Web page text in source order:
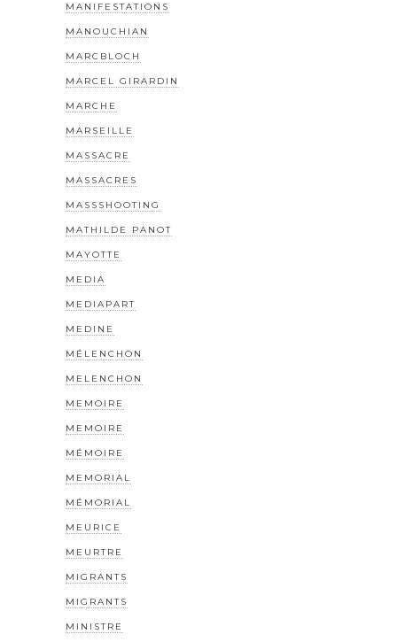
MANIFESTATIONS
MANOUCHIAN
MARCBLOCH
MARCEL GIRARDIN
MARCHE
MARSEILLE
MASSACRE
MASSACRES
MASSSHOOTING
MATHILDE PANOT
MAYOTTE
MEDIA
MEDIAPART
MEDINE
MÉLENCHON
MELENCHON
MEMOIRE
MEMOIRE
MÉMOIRE
MEMORIAL
MÉMORIAL
MEURICE
MEURTRE
MIGRANTS
MIGRANTS
MINISTRE